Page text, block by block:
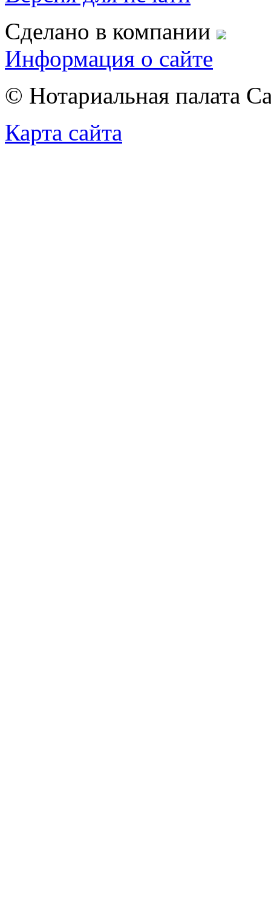
Сделано в компании
Информация о сайте
© Нотариальная палата
Карта сайта